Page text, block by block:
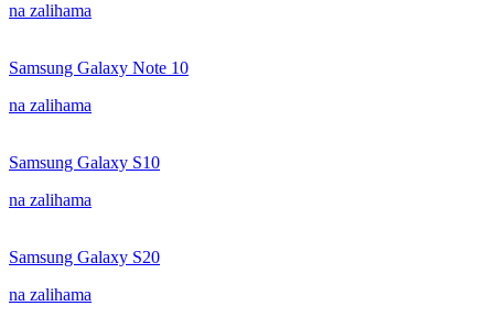
na zalihama
Samsung Galaxy Note 10
na zalihama
Samsung Galaxy S10
na zalihama
Samsung Galaxy S20
na zalihama